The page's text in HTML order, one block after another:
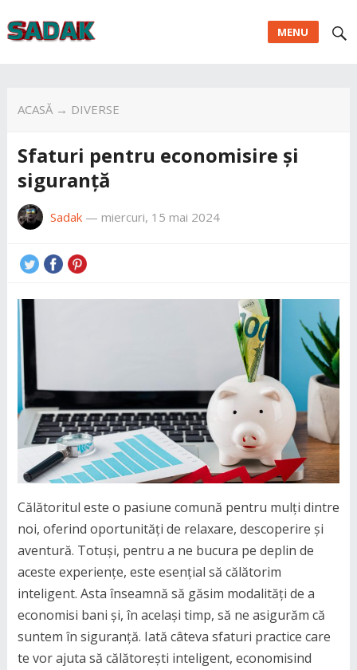
MENU
ACASĂ→ DIVERSE
Sfaturi pentru economisire și
siguranță
Sadak— miercuri, 15 mai 2024
Călătoritul este o pasiune comună pentru mulți dintre
noi, oferind oportunități de relaxare, descoperire și
aventură. Totuși, pentru a ne bucura pe deplin de
aceste experiențe, este esențial să călătorim
inteligent. Asta înseamnă să găsim modalități de a
economisi bani și, în același timp, să ne asigurăm că
suntem în siguranță. Iată câteva sfaturi practice care
te vor ajuta să călătorești inteligent, economisind